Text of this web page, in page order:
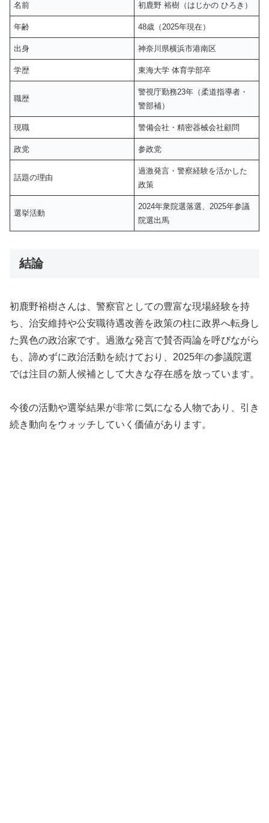
名前 初鹿野 裕樹（はじかの ひろき）
年齢 48歳（2025年現在）
出身 神奈川県横浜市港南区
学歴 東海大学 体育学部卒
職歴
警視庁勤務23年（柔道指導者・
警部補）
現職 警備会社・精密器械会社顧問
政党 参政党
話題の理由
過激発言・警察経験を活かした
政策
選挙活動
2024年衆院選落選、2025年参議
院選出馬
結論
初鹿野裕樹さんは、警察官としての豊富な現場経験を持
ち、治安維持や公安職待遇改善を政策の柱に政界へ転身し
た異色の政治家です。過激な発言で賛否両論を呼びながら
も、諦めずに政治活動を続けており、2025年の参議院選
では注目の新人候補として大きな存在感を放っています。
今後の活動や選挙結果が非常に気になる人物であり、引き
続き動向をウォッチしていく価値があります。